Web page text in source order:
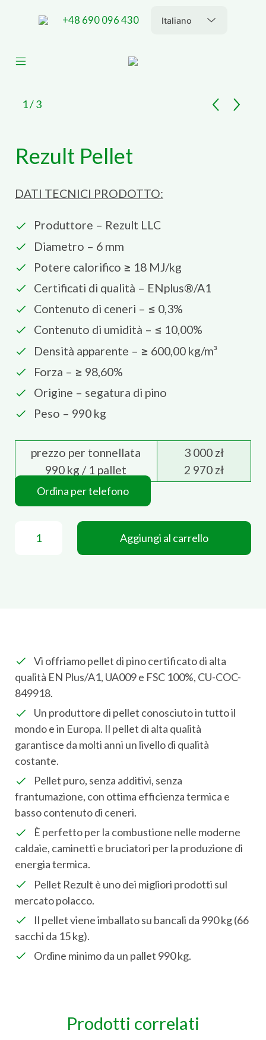
+48 690 096 430
Toggle
1/ 3
Rezult Pellet
DATI TECNICI PRODOTTO:
Produttore – Rezult LLC
Diametro – 6 mm
Potere calorifico ≥ 18 MJ/kg
Certificati di qualità – ENplus®/A1
Contenuto di ceneri – ≤ 0,3%
Contenuto di umidità – ≤ 10,00%
Densità apparente – ≥ 600,00 kg/m³
Forza – ≥ 98,60%
Origine – segatura di pino
Peso – 990 kg
prezzo per tonnellata
990 kg / 1 pallet
3 000 zł
2 970 zł
Ordina per telefono
Rezult Pellet quantità
Aggiungi al carrello
Vi offriamo pellet di pino certificato di alta
qualità EN Plus/A1, UA009 e FSC 100%, CU-COC-
849918.
Un produttore di pellet conosciuto in tutto il
mondo e in Europa. Il pellet di alta qualità
garantisce da molti anni un livello di qualità
costante.
Pellet puro, senza additivi, senza
frantumazione, con ottima efficienza termica e
basso contenuto di ceneri.
È perfetto per la combustione nelle moderne
caldaie, caminetti e bruciatori per la produzione di
energia termica.
Pellet Rezult è uno dei migliori prodotti sul
mercato polacco.
Il pellet viene imballato su bancali da 990 kg (66
sacchi da 15 kg).
Ordine minimo da un pallet 990 kg.
Prodotti correlati